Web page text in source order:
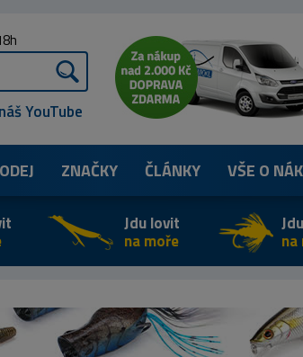
YouTube
ZNAČKY ČLÁNKY VŠE O
Jdu lovit
na moře na